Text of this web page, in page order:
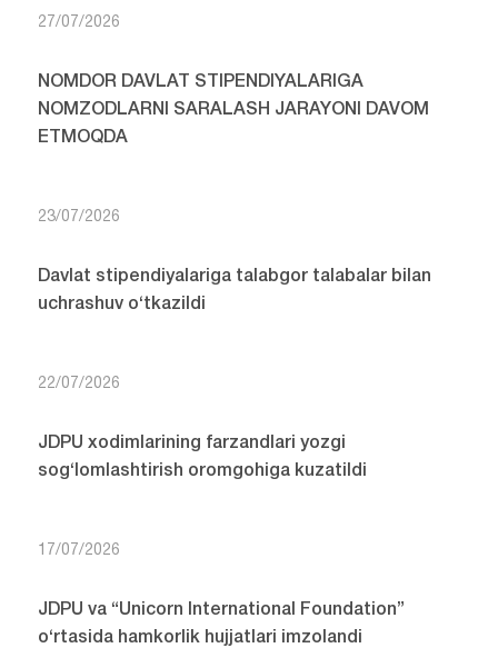
27/07/2026
NOMDOR DAVLAT STIPENDIYALARIGA
NOMZODLARNI SARALASH JARAYONI DAVOM
ETMOQDA
23/07/2026
Davlat stipendiyalariga talabgor talabalar bilan
uchrashuv o‘tkazildi
22/07/2026
JDPU xodimlarining farzandlari yozgi
sog‘lomlashtirish oromgohiga kuzatildi
17/07/2026
JDPU va “Unicorn International Foundation”
o‘rtasida hamkorlik hujjatlari imzolandi